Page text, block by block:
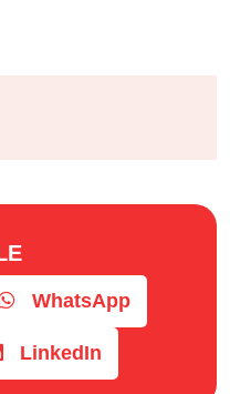
WhatsApp
LinkedIn